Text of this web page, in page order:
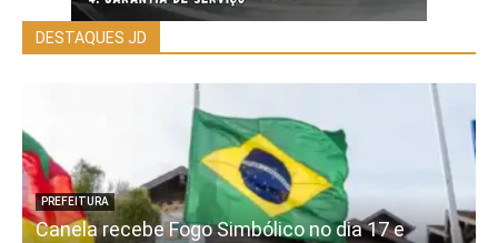
DESTAQUES JD
PREFEITURA
Canela recebe Fogo Simbólico no dia 17 e